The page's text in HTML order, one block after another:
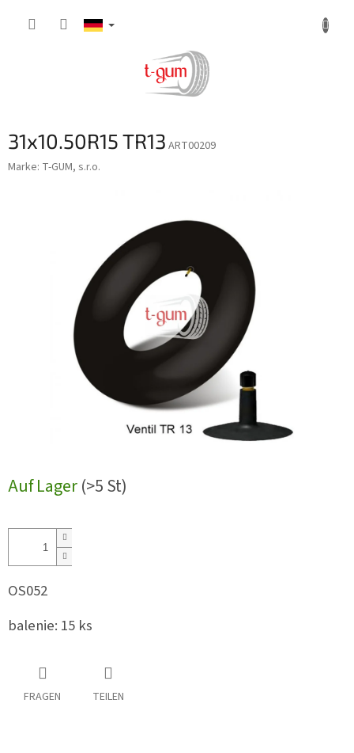
31x10.50R15 TR13 ART00209
Marke: T-GUM, s.r.o.
Auf Lager(>5 St)
OS052
balenie: 15 ks
FRAGEN TEILEN